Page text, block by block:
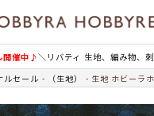
開催中♪＼リバティ 生地、編み物、
ルセール （生地） 生地 ホビーラ